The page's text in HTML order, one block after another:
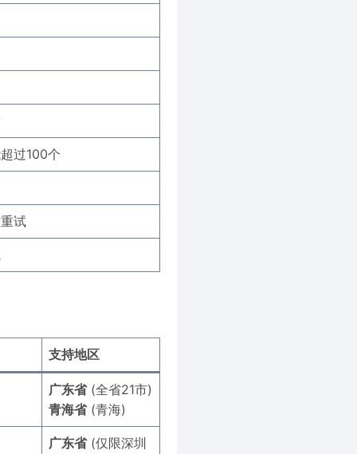
过100个
试
支持地区
广东省(全省21市)
青海省(青海)
广东省(仅限深圳